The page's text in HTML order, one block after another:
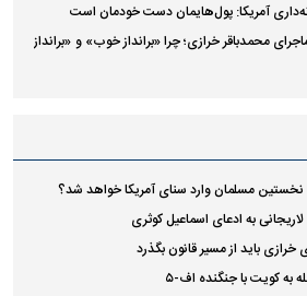
آمریکا: پول‌هایمان دست خودمان است
محمدباقر خرازی؛ چرا «برانداز خوب» و «برانداز
مسلمان وارد سنای آمریکا خواهد شد؟
به ادعای اسماعیل کوثری
خرازی باید از مسیر قانون بگذرد
به کویت با جنگنده اف-۵